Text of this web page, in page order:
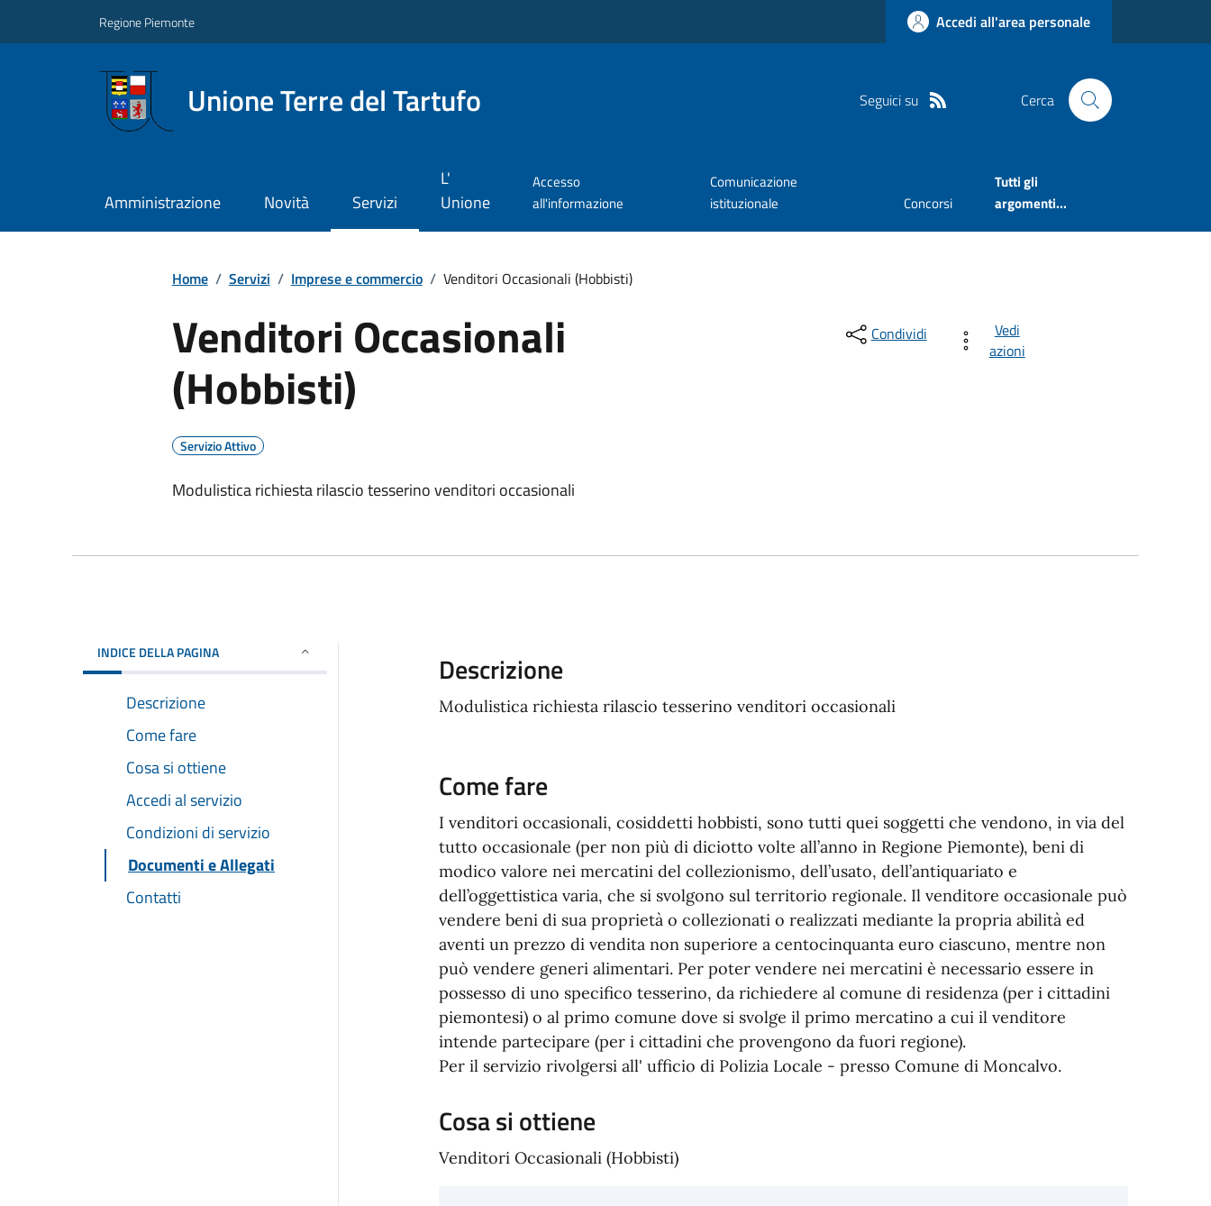
Regione Piemonte Accedi all'area personale
Unione Terre del Tartufo Seguici su Cerca
Amministrazione Novità Servizi
L'
Unione
Accesso
all'informazione
Comunicazione
istituzionale
Concorsi
Tutti gli
argomenti...
Home / Servizi / Imprese e commercio / Venditori Occasionali (Hobbisti)
Venditori Occasionali
(Hobbisti)
Servizio Attivo
Modulistica richiesta rilascio tesserino venditori occasionali
Condividi
Vedi
azioni
INDICE DELLA PAGINA
Descrizione
Come fare
Cosa si ottiene
Accedi al servizio
Condizioni di servizio
Documenti e Allegati
Contatti
Descrizione
Modulistica richiesta rilascio tesserino venditori occasionali
Come fare
I venditori occasionali, cosiddetti hobbisti, sono tutti quei soggetti che vendono, in via del
tutto occasionale (per non più di diciotto volte all’anno in Regione Piemonte), beni di
modico valore nei mercatini del collezionismo, dell’usato, dell’antiquariato e
dell’oggettistica varia, che si svolgono sul territorio regionale. Il venditore occasionale può
vendere beni di sua proprietà o collezionati o realizzati mediante la propria abilità ed
aventi un prezzo di vendita non superiore a centocinquanta euro ciascuno, mentre non
può vendere generi alimentari. Per poter vendere nei mercatini è necessario essere in
possesso di uno specifico tesserino, da richiedere al comune di residenza (per i cittadini
piemontesi) o al primo comune dove si svolge il primo mercatino a cui il venditore
intende partecipare (per i cittadini che provengono da fuori regione).
Per il servizio rivolgersi all' ufficio di Polizia Locale - presso Comune di Moncalvo.
Cosa si ottiene
Venditori Occasionali (Hobbisti)